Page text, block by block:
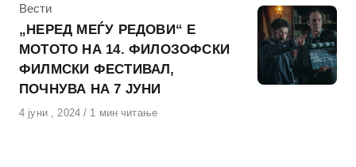
КАтегорија
Вести
„НЕРЕД МЕЃУ РЕДОВИ“ Е
МОТОТО НА 14. ФИЛОЗОФСКИ
ФИЛМСКИ ФЕСТИВАЛ,
ПОЧНУВА НА 7 ЈУНИ
Објавено
4 јуни , 2024 1 мин читање